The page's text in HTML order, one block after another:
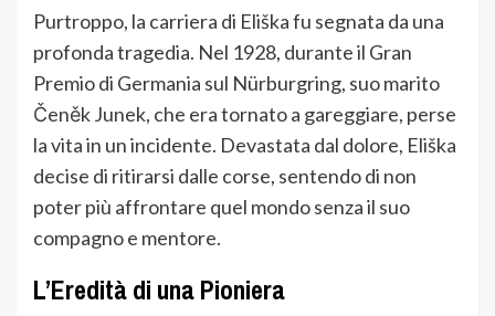
Purtroppo, la carriera di Eliška fu segnata da una
profonda tragedia. Nel 1928, durante il Gran
Premio di Germania sul Nürburgring, suo marito
Čeněk Junek, che era tornato a gareggiare, perse
la vita in un incidente. Devastata dal dolore, Eliška
decise di ritirarsi dalle corse, sentendo di non
poter più affrontare quel mondo senza il suo
compagno e mentore.
L’Eredità di una Pioniera